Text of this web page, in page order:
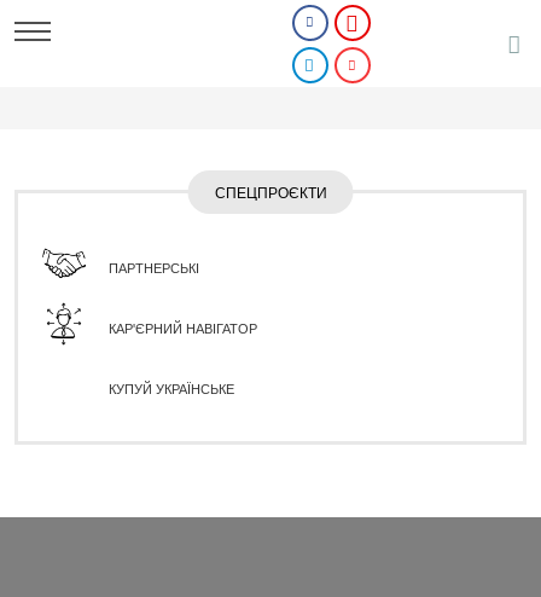
СПЕЦПРОЄКТИ
ПАРТНЕРСЬКІ
КАР'ЄРНИЙ НАВІГАТОР
КУПУЙ УКРАЇНСЬКЕ